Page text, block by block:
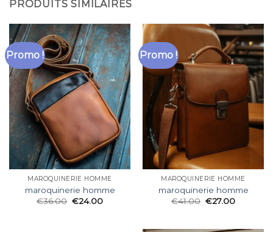
PRODUITS SIMILAIRES
Promo !
MAROQUINERIE HOMME
maroquinerie homme
€36.00 €24.00
Promo !
MAROQUINERIE HOMME
maroquinerie homme
€41.00 €27.00